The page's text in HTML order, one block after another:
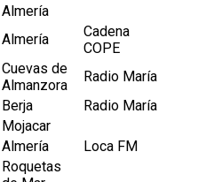
Almería
Almería
Cadena
COPE
Cuevas de
Almanzora
Radio María
Berja
Radio María
Mojacar
Almería
Loca FM
Roquetas